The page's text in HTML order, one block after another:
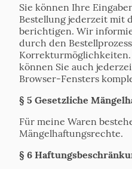
Sie können Ihre
Bestellung jederzeit mit
berichtigen. Wir
durch den
Korrekturmöglichkeiten.
können Sie auch
Browser-Fensters
§ 5 Gesetzliche
Für meine Waren
Mängelhaftungsrechte.
§ 6